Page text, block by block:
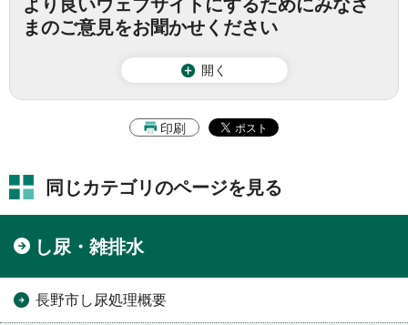
より良いウェブサイトにするためにみなさ
まのご意見をお聞かせください
開く
印刷
同じカテゴリのページを見る
し尿・雑排水
長野市し尿処理概要